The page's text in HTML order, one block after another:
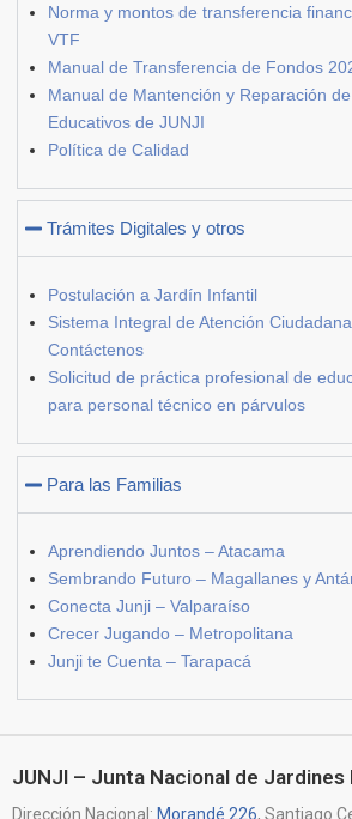
Norma y montos de transferencia
VTF
Manual de Transferencia de Fondos
Manual de Mantención y Reparación
Educativos de JUNJI
Política de Calidad
Trámites Digitales y otros
Postulación a Jardín Infantil
Sistema Integral de Atención
Contáctenos
Solicitud de práctica profesional de
para personal técnico en párvulos
Para las Familias
Aprendiendo Juntos – Atacama
Sembrando Futuro – Magallanes y
Conecta Junji – Valparaíso
Crecer Jugando – Metropolitana
Junji te Cuenta – Tarapacá
JUNJI – Junta Nacional de Jardines
Dirección Nacional: Morandé 226, Santiago